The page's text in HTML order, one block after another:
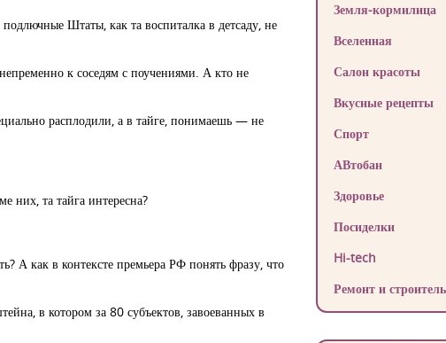
Штаты, как та воспиталка в детсаду, не
к соседям с поучениями. А кто не
расплодили, а в тайге, понимаешь — не
них, та тайга интересна?
А как в контексте премьера РФ понять фразу, что
в котором за 80 субъектов, завоеванных в
Земля-кормилица
Вселенная
Салон красоты
Вкусные рецепты
Спорт
АВтобан
Здоровье
Посиделки
Hi-tech
Ремонт и